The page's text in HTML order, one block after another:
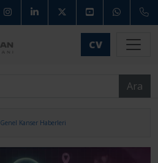
CV
Ara
Genel Kanser Haberleri